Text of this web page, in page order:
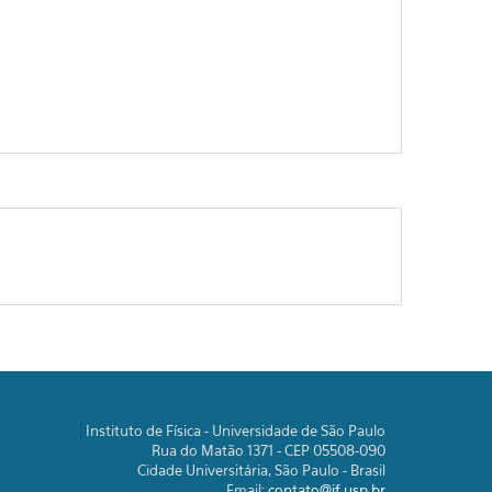
Instituto de Física - Universidade de São Paulo
Rua do Matão 1371 - CEP 05508-090
Cidade Universitária, São Paulo - Brasil